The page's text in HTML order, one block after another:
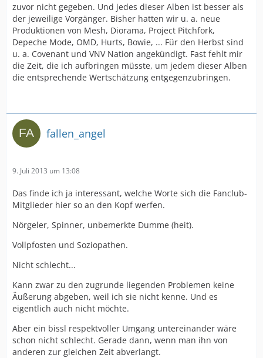
zuvor nicht gegeben. Und jedes dieser Alben ist besser als
der jeweilige Vorgänger. Bisher hatten wir u. a. neue
Produktionen von Mesh, Diorama, Project Pitchfork,
Depeche Mode, OMD, Hurts, Bowie, ... Für den Herbst sind
u. a. Covenant und VNV Nation angekündigt. Fast fehlt mir
die Zeit, die ich aufbringen müsste, um jedem dieser Alben
die entsprechende Wertschätzung entgegenzubringen.
fallen_angel
9. Juli 2013 um 13:08
Das finde ich ja interessant, welche Worte sich die Fanclub-
Mitglieder hier so an den Kopf werfen.
Nörgeler, Spinner, unbemerkte Dumme (heit).
Vollpfosten und Soziopathen.
Nicht schlecht...
Kann zwar zu den zugrunde liegenden Problemen keine
Äußerung abgeben, weil ich sie nicht kenne. Und es
eigentlich auch nicht möchte.
Aber ein bissl respektvoller Umgang untereinander wäre
schon nicht schlecht. Gerade dann, wenn man ihn von
anderen zur gleichen Zeit abverlangt.